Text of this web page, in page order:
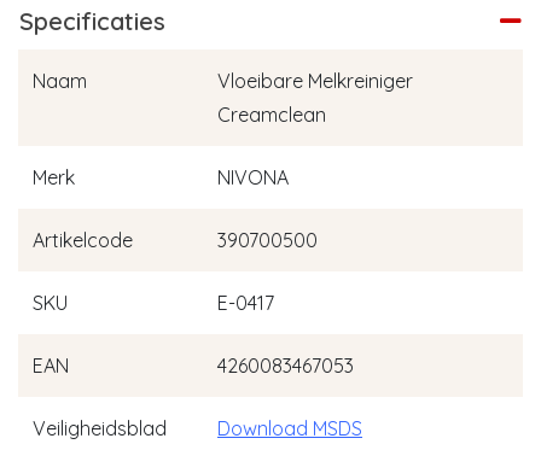
Specificaties
Naam
Vloeibare Melkreiniger
Creamclean
Merk NIVONA
Artikelcode 390700500
SKU E-0417
EAN 4260083467053
Veiligheidsblad Download MSDS